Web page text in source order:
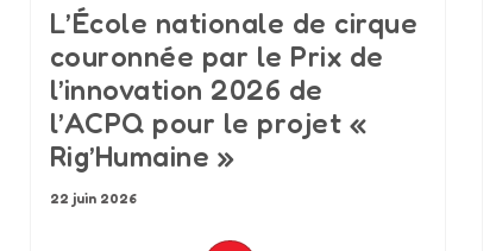
L’École nationale de cirque
couronnée par le Prix de
l’innovation 2026 de
l’ACPQ pour le projet «
Rig’Humaine »
22 juin 2026